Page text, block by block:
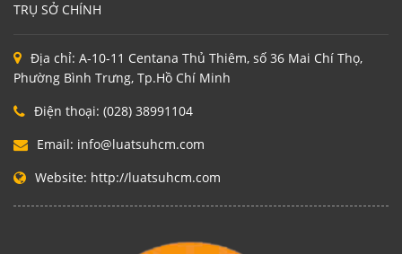
TRỤ SỞ CHÍNH
Địa chỉ: A-10-11 Centana Thủ Thiêm, số 36 Mai Chí Thọ,
Phường Bình Trưng, Tp.Hồ Chí Minh
Điện thoại: (028) 38991104
Email: info@luatsuhcm.com
Website: http://luatsuhcm.com